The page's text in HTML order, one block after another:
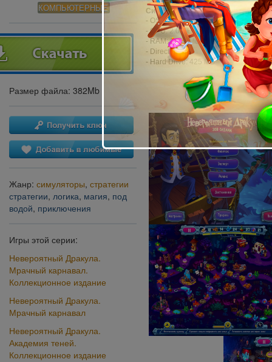
КОМПЬЮТЕРНЫЕ
Размер файла: 382Mb
Жанр: симуляторы, стратегии
стратегии, логика, магия, под
водой, приключения
Игры этой серии:
Невероятный Дракула.
Мрачный карнавал.
Коллекционное издание
Невероятный Дракула.
Мрачный карнавал
Невероятный Дракула.
Академия теней.
Коллекционное издание
Системные требования:
- OS:Windows 7или более поздняя
- CPU: 2.0 GHz
- RAM: 2048 MB
- DirectX: 11.0
- Hard Drive: 425 MB